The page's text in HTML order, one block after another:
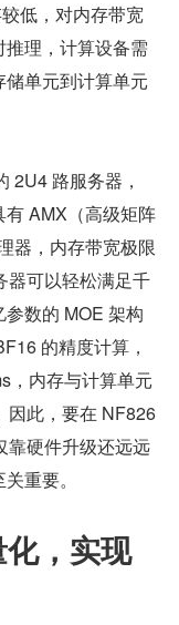
低，对内存带宽
理，计算设备需
单元到计算单元
2U4 路服务器，
AMX（高级矩阵
器，内存带宽极限
器可以轻松满足千
数的 MOE 架构
的精度计算，
，内存与计算单元
因此，要在 NF826
靠硬件升级还远远
重要。
，实现